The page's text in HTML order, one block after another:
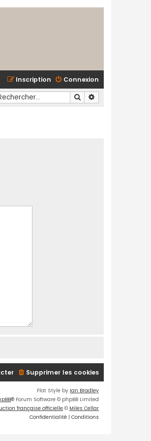
Connexion
Inscription
Rechercher
Supprimer les cookies
Flat Style by Ian Bradley
® Forum Software © phpBB Limited
française officielle© Miles Cellar
Confidentialité | Conditions